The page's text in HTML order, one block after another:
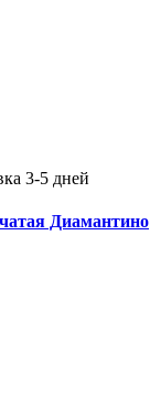
3-5 дней
Диамантино